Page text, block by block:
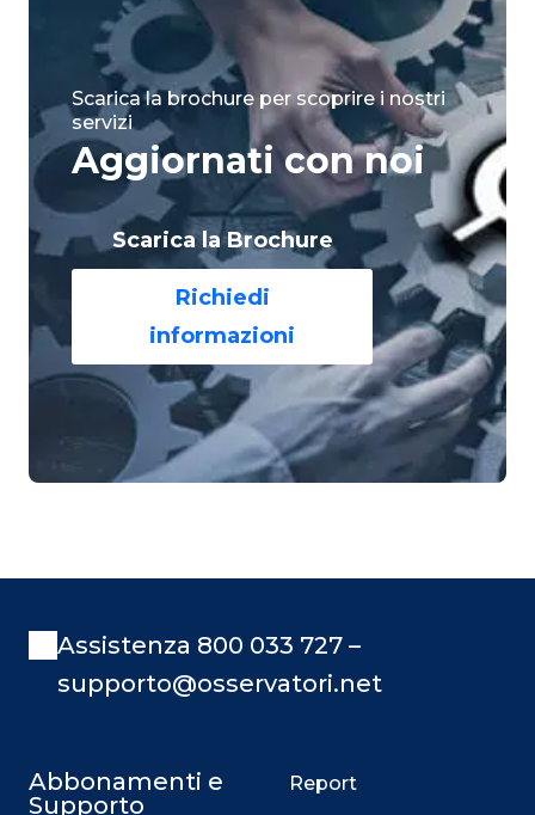
Scarica la brochure per scoprire i nostri
servizi
Aggiornati con noi
Scarica la Brochure
Richiedi
informazioni
Assistenza 800 033 727 –
supporto@osservatori.net
Abbonamenti e
Supporto
Report